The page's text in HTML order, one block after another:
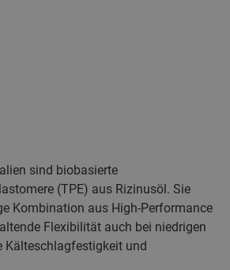
sind biobasierte
(TPE) aus Rizinusöl. Sie
Kombination aus High-Performance
Flexibilität auch bei niedrigen
Kälteschlagfestigkeit und